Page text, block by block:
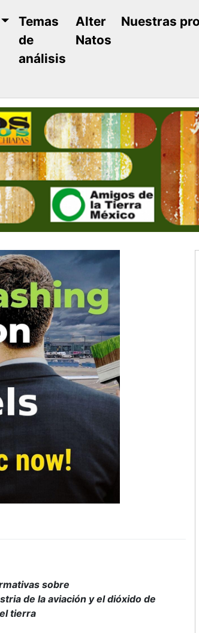
Temas
de
análisis
Alter
Natos
Nuestras
sobre
de la aviación y el dióxido de
tierra